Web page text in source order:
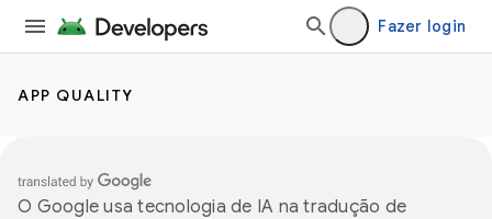
Fazer login
APP QUALITY
O Google usa tecnologia de IA na tradução de